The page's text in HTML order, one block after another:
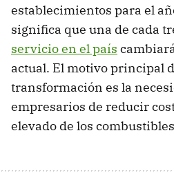
establecimientos para el
significa que una de cada
servicio en el país
actual. El motivo principal
transformación es la
empresarios de reducir
elevado de los